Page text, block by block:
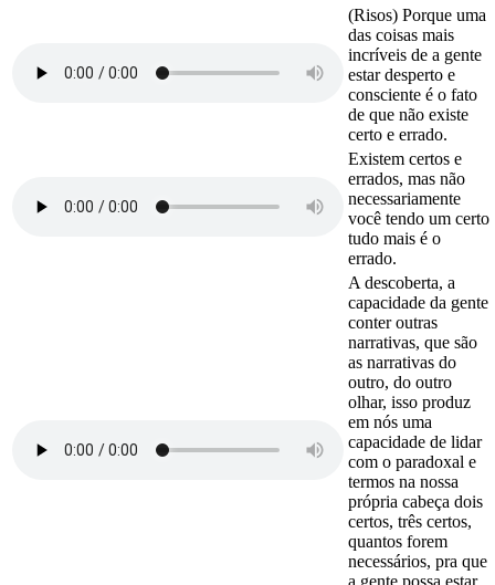
(Risos) Porque uma
das coisas mais
incríveis de a gente
estar desperto e
consciente é o fato
de que não existe
certo e errado.
Existem certos e
errados, mas não
necessariamente
você tendo um certo
tudo mais é o
errado.
A descoberta, a
capacidade da gente
conter outras
narrativas, que são
as narrativas do
outro, do outro
olhar, isso produz
em nós uma
capacidade de lidar
com o paradoxal e
termos na nossa
própria cabeça dois
certos, três certos,
quantos forem
necessários, pra que